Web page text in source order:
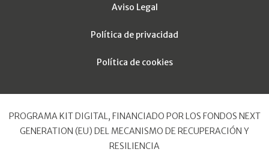
Aviso Legal
Política de privacidad
Política de cookies
PROGRAMA KIT DIGITAL, FINANCIADO POR LOS FONDOS NEXT
GENERATION (EU) DEL MECANISMO DE RECUPERACIÓN Y
RESILIENCIA